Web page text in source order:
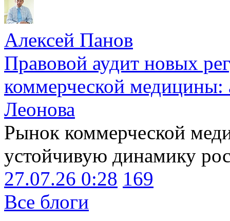
Алексей Панов
Правовой аудит новых
коммерческой медицины:
Леонова
Рынок коммерческой
устойчивую динамику
27.07.26 0:28 169
Все блоги